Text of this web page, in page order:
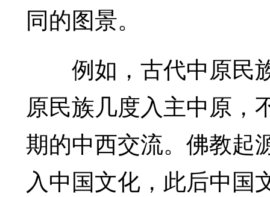
同的图景。
例如，古代中原民
原民族几度入主中原，
期的中西交流。佛教起
入中国文化，此后中国